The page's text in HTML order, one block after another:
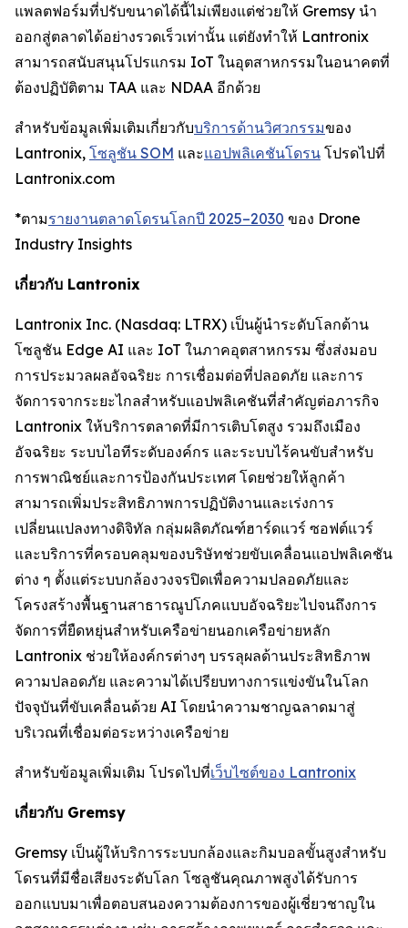
แพลตฟอร์มที่ปรับขนาดได้นี้ไม่เพียงแต่ช่วยให้ Gremsy นำ
ออกสู่ตลาดได้อย่างรวดเร็วเท่านั้น แต่ยังทำให้ Lantronix
สามารถสนับสนุนโปรแกรม IoT ในอุตสาหกรรมในอนาคตที่
ต้องปฏิบัติตาม TAA และ NDAA อีกด้วย
สำหรับข้อมูลเพิ่มเติมเกี่ยวกับบริการด้านวิศวกรรมของ
Lantronix, โซลูชัน SOM และแอปพลิเคชันโดรน โปรดไปที่
Lantronix.com
*ตามรายงานตลาดโดรนโลกปี 2025–2030 ของ Drone
Industry Insights
เกี่ยวกับ Lantronix
Lantronix Inc. (Nasdaq: LTRX) เป็นผู้นำระดับโลกด้าน
โซลูชัน Edge AI และ IoT ในภาคอุตสาหกรรม ซึ่งส่งมอบ
การประมวลผลอัจฉริยะ การเชื่อมต่อที่ปลอดภัย และการ
จัดการจากระยะไกลสำหรับแอปพลิเคชันที่สำคัญต่อภารกิจ
Lantronix ให้บริการตลาดที่มีการเติบโตสูง รวมถึงเมือง
อัจฉริยะ ระบบไอทีระดับองค์กร และระบบไร้คนขับสำหรับ
การพาณิชย์และการป้องกันประเทศ โดยช่วยให้ลูกค้า
สามารถเพิ่มประสิทธิภาพการปฏิบัติงานและเร่งการ
เปลี่ยนแปลงทางดิจิทัล กลุ่มผลิตภัณฑ์ฮาร์ดแวร์ ซอฟต์แวร์
และบริการที่ครอบคลุมของบริษัทช่วยขับเคลื่อนแอปพลิเคชัน
ต่าง ๆ ตั้งแต่ระบบกล้องวงจรปิดเพื่อความปลอดภัยและ
โครงสร้างพื้นฐานสาธารณูปโภคแบบอัจฉริยะไปจนถึงการ
จัดการที่ยืดหยุ่นสำหรับเครือข่ายนอกเครือข่ายหลัก
Lantronix ช่วยให้องค์กรต่างๆ บรรลุผลด้านประสิทธิภาพ
ความปลอดภัย และความได้เปรียบทางการแข่งขันในโลก
ปัจจุบันที่ขับเคลื่อนด้วย AI โดยนำความชาญฉลาดมาสู่
บริเวณที่เชื่อมต่อระหว่างเครือข่าย
สำหรับข้อมูลเพิ่มเติม โปรดไปที่เว็บไซต์ของ Lantronix
เกี่ยวกับ Gremsy
Gremsy เป็นผู้ให้บริการระบบกล้องและกิมบอลขั้นสูงสำหรับ
โดรนที่มีชื่อเสียงระดับโลก โซลูชันคุณภาพสูงได้รับการ
ออกแบบมาเพื่อตอบสนองความต้องการของผู้เชี่ยวชาญใน